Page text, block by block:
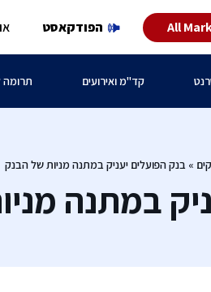
All הפודקאסט
קד"מ ואירועים תרומה
»בנק הפועלים יעניק במתנה מניות של הבנק
במתנה